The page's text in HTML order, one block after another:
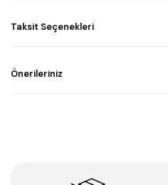
Taksit Seçenekleri
Önerileriniz